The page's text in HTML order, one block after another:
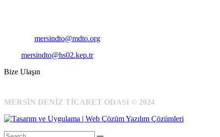
mersindto@mdto.org
mersindto@hs02.kep.tr
Bize Ulaşın
MERSİN DENİZ TİCARET ODASI © 2024